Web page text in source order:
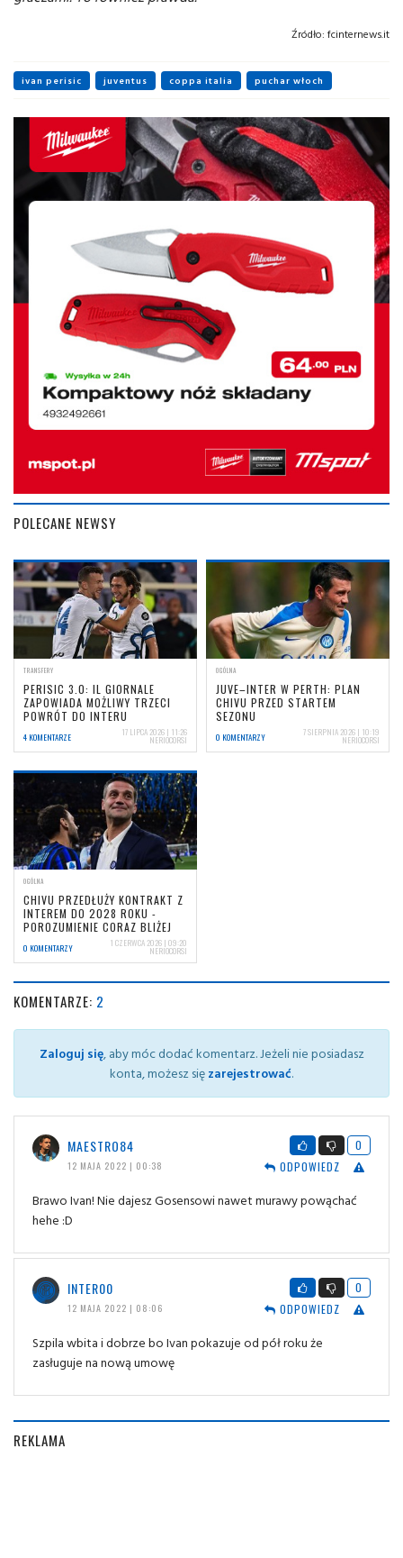
Źródło: fcinternews.it
ivan perisic juventus coppa italia puchar włoch
POLECANE NEWSY
TRANSFERY
PERISIC 3.0: IL GIORNALE
ZAPOWIADA MOŻLIWY TRZECI
POWRÓT DO INTERU
4 KOMENTARZE 17 LIPCA 2026 | 11:26
NERIOCORSI
OGÓLNA
JUVE–INTER W PERTH: PLAN
CHIVU PRZED STARTEM
SEZONU
0 KOMENTARZY 7 SIERPNIA 2026 | 10:19
NERIOCORSI
OGÓLNA
CHIVU PRZEDŁUŻY KONTRAKT Z
INTEREM DO 2028 ROKU -
POROZUMIENIE CORAZ BLIŻEJ
0 KOMENTARZY 1 CZERWCA 2026 | 09:20
NERIOCORSI
KOMENTARZE: 2
Zaloguj się, aby móc dodać komentarz. Jeżeli nie posiadasz
konta, możesz sięzarejestrować.
MAESTRO84
12 MAJA 2022 | 00:38
0
ODPOWIEDZ
Brawo Ivan! Nie dajesz Gosensowi nawet murawy powąchać
hehe :D
INTER00
12 MAJA 2022 | 08:06
0
ODPOWIEDZ
Szpila wbita i dobrze bo Ivan pokazuje od pół roku że
zasługuje na nową umowę
REKLAMA